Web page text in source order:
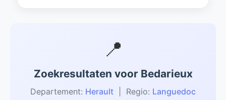
📍
Zoekresultaten voor Bedarieux
Departement: Herault | Regio: Languedoc